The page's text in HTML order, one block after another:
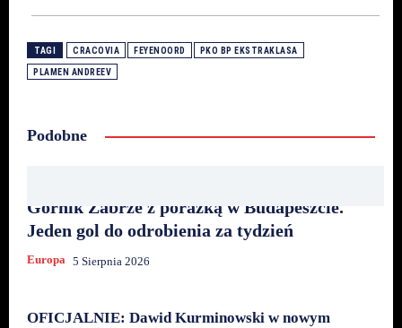
TAGI CRACOVIA FEYENOORD PKO BP EKSTRAKLASA
PLAMEN ANDREEV
Podobne
Górnik Zabrze z porażką w Budapeszcie.
Jeden gol do odrobienia za tydzień
Europa 5 Sierpnia 2026
OFICJALNIE: Dawid Kurminowski w nowym